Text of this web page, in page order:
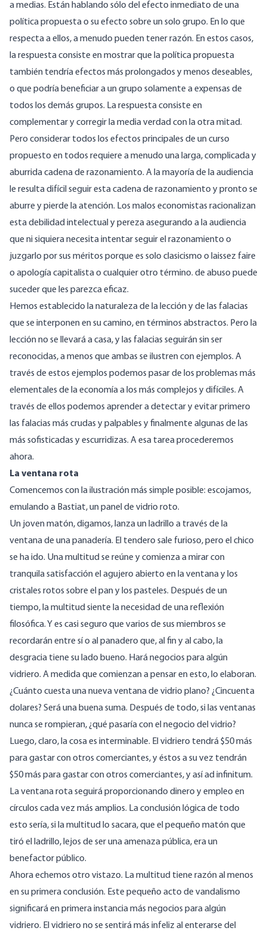
a medias. Están hablando sólo del efecto inmediato de una
política propuesta o su efecto sobre un solo grupo. En lo que
respecta a ellos, a menudo pueden tener razón. En estos casos,
la respuesta consiste en mostrar que la política propuesta
también tendría efectos más prolongados y menos deseables,
o que podría beneficiar a un grupo solamente a expensas de
todos los demás grupos. La respuesta consiste en
complementar y corregir la media verdad con la otra mitad.
Pero considerar todos los efectos principales de un curso
propuesto en todos requiere a menudo una larga, complicada y
aburrida cadena de razonamiento. A la mayoría de la audiencia
le resulta difícil seguir esta cadena de razonamiento y pronto se
aburre y pierde la atención. Los malos economistas racionalizan
esta debilidad intelectual y pereza asegurando a la audiencia
que ni siquiera necesita intentar seguir el razonamiento o
juzgarlo por sus méritos porque es solo clasicismo o laissez faire
o apología capitalista o cualquier otro término. de abuso puede
suceder que les parezca eficaz.
Hemos establecido la naturaleza de la lección y de las falacias
que se interponen en su camino, en términos abstractos. Pero la
lección no se llevará a casa, y las falacias seguirán sin ser
reconocidas, a menos que ambas se ilustren con ejemplos. A
través de estos ejemplos podemos pasar de los problemas más
elementales de la economía a los más complejos y difíciles. A
través de ellos podemos aprender a detectar y evitar primero
las falacias más crudas y palpables y finalmente algunas de las
más sofisticadas y escurridizas. A esa tarea procederemos
ahora.
La ventana rota
Comencemos con la ilustración más simple posible: escojamos,
emulando a Bastiat, un panel de vidrio roto.
Un joven matón, digamos, lanza un ladrillo a través de la
ventana de una panadería. El tendero sale furioso, pero el chico
se ha ido. Una multitud se reúne y comienza a mirar con
tranquila satisfacción el agujero abierto en la ventana y los
cristales rotos sobre el pan y los pasteles. Después de un
tiempo, la multitud siente la necesidad de una reflexión
filosófica. Y es casi seguro que varios de sus miembros se
recordarán entre sí o al panadero que, al fin y al cabo, la
desgracia tiene su lado bueno. Hará negocios para algún
vidriero. A medida que comienzan a pensar en esto, lo elaboran.
¿Cuánto cuesta una nueva ventana de vidrio plano? ¿Cincuenta
dolares? Será una buena suma. Después de todo, si las ventanas
nunca se rompieran, ¿qué pasaría con el negocio del vidrio?
Luego, claro, la cosa es interminable. El vidriero tendrá $50 más
para gastar con otros comerciantes, y éstos a su vez tendrán
$50 más para gastar con otros comerciantes, y así ad infinitum.
La ventana rota seguirá proporcionando dinero y empleo en
círculos cada vez más amplios. La conclusión lógica de todo
esto sería, si la multitud lo sacara, que el pequeño matón que
tiró el ladrillo, lejos de ser una amenaza pública, era un
benefactor público.
Ahora echemos otro vistazo. La multitud tiene razón al menos
en su primera conclusión. Este pequeño acto de vandalismo
significará en primera instancia más negocios para algún
vidriero. El vidriero no se sentirá más infeliz al enterarse del